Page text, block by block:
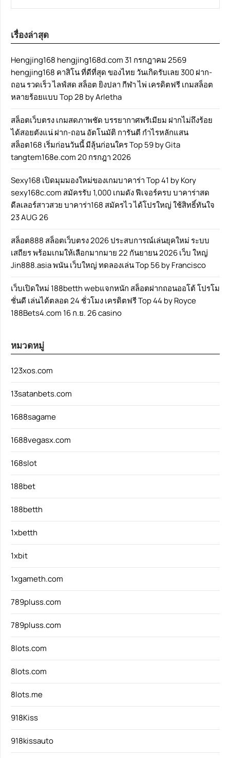
เรื่องล่าสุด
Hengjing168 hengjing168d.com 31 กรกฎาคม 2569
hengjing168 คาสิโน ที่ดีที่สุด ของไทย วันเกิดรับเลย 300 ฝาก-
ถอน รวดเร็ว ไลฟ์สด สล็อต ยิงปลา กีฬา ไพ่ เครดิตฟรี เกมสล็อต
หลายร้อยแบบ Top 28 by Arletha
สล็อตเว็บตรง เกมสดภาพชัด บรรยากาศพรีเมียม ฝากไม่ถึงร้อย
ได้สอยตังแน่ ฝาก-ถอน อัตโนมัติ การันตี กำไรหลักแสน
สล็อต168 เริ่มก่อนวันนี้ มีลุ้นก่อนใคร Top 59 by Gita
tangtem168e.com 20 กรกฎา 2026
Sexy168 เปิดมุมมองใหม่ของเกมบาคาร่า Top 41 by Kory
sexy168c.com สมัครรับ 1,000 เกมดัง ฟีเจอร์ครบ บาคาร่าสด
ดีลเลอร์สาวสวย บาคาร่า168 สมัครไว ได้โปรใหญ่ ใช้สิทธิ์ทันใจ
23 AUG 26
สล็อต888 สล็อตเว็บตรง 2026 ประสบการณ์เล่นยุคใหม่ ระบบ
เสถียร พร้อมเกมให้เลือกมากมาย 22 กันยายน 2026 เว็บ ใหญ่
Jin888.asia พนัน เว็บใหญ่ ทดลองเล่น Top 56 by Francisco
เว็บเปิดใหม่ 188betth webแจกหนัก สล็อตฝากถอนออโต้ โปรโม
ชั่นดี เล่นได้ตลอด 24 ชั่วโมง เครดิตฟรี Top 44 by Royce
188Bets4.com 16 ก.ย. 26 casino
หมวดหมู่
123xos.com
13satanbets.com
1688sagame
1688vegasx.com
168slot
188bet
188betth
1xbetth
1xbit
1xgameth.com
789pluss.com
789pluss.com
8lots.com
8lots.com
8lots.me
918Kiss
918kissauto